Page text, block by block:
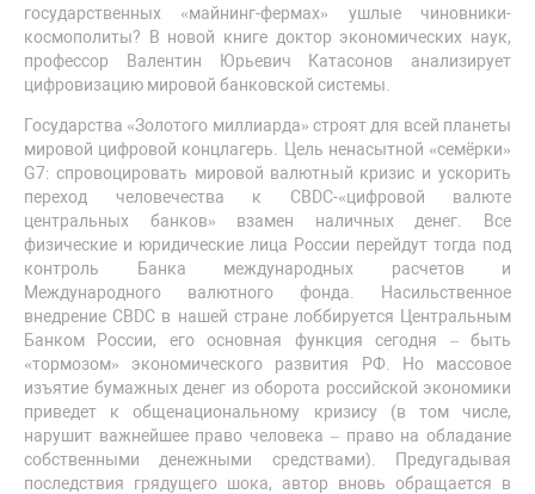
государственных «майнинг-фермах» ушлые чиновники-
космополиты? В новой книге доктор экономических наук,
профессор Валентин Юрьевич Катасонов анализирует
цифровизацию мировой банковской системы.
Государства «Золотого миллиарда» строят для всей планеты
мировой цифровой концлагерь. Цель ненасытной «семёрки»
G7: спровоцировать мировой валютный кризис и ускорить
переход человечества к CBDC-«цифровой валюте
центральных банков» взамен наличных денег. Все
физические и юридические лица России перейдут тогда под
контроль Банка международных расчетов и
Международного валютного фонда. Насильственное
внедрение CBDC в нашей стране лоббируется Центральным
Банком России, его основная функция сегодня – быть
«тормозом» экономического развития РФ. Но массовое
изъятие бумажных денег из оборота российской экономики
приведет к общенациональному кризису (в том числе,
нарушит важнейшее право человека – право на обладание
собственными денежными средствами). Предугадывая
последствия грядущего шока, автор вновь обращается в